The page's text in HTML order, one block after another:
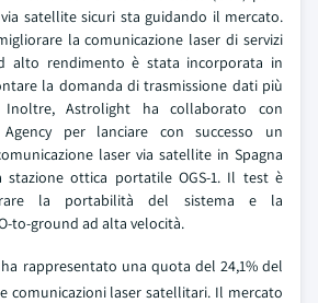
satellite sicuri sta guidando il mercato.
la comunicazione laser di servizi
alto rendimento è stata incorporata in
la domanda di trasmissione dati più
Astrolight ha collaborato con
Agency per lanciare con successo un
laser via satellite in Spagna
stazione ottica portatile OGS-1. Il test è
la portabilità del sistema e la
to-ground ad alta velocità.
ha rappresentato una quota del 24,1% del
comunicazioni laser satellitari. Il mercato